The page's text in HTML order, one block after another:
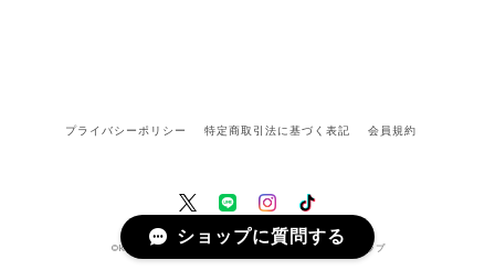
プライバシーポリシー 特定商取引法に基づく表記 会員規約
©Kamoku［カモク］インテリア天然石・鉱物のネットショップ
ショップに質問する